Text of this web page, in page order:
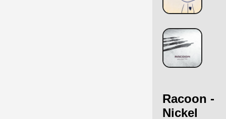
Racoon -
Nickel